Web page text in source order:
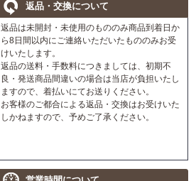
返品・交換について
返品は未開封・未使用のもののみ商品到着日か
ら8日間以内にご連絡いただいたもののみお受
けいたします。
返品の送料・手数料につきましては、初期不
良・発送商品間違いの場合は当店が負担いたし
ますので、着払いにてお送りください。
お客様のご都合による返品・交換はお受けいた
しかねますので、予めご了承ください。